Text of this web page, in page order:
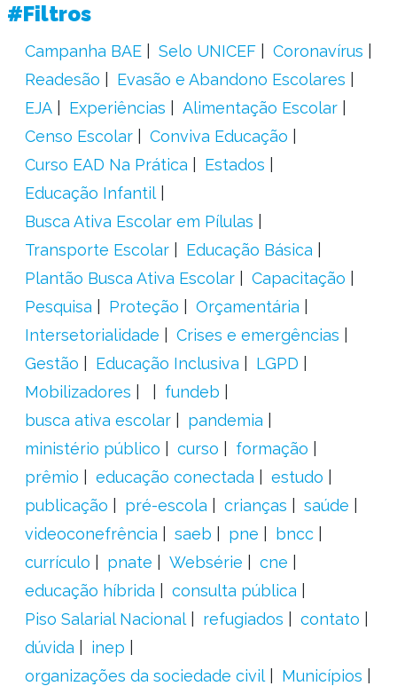
#Filtros
Campanha BAE Selo UNICEF
Coronavírus
Readesão
Evasão e Abandono Escolares
EJA
Experiências
Alimentação Escolar
Censo Escolar
Conviva Educação
Curso EAD Na Prática
Estados
Educação Infantil
Busca Ativa Escolar em Pílulas
Transporte Escolar
Educação Básica
Plantão Busca Ativa Escolar
Capacitação
Pesquisa
Proteção
Orçamentária
Intersetorialidade
Crises e emergências
Gestão
Educação Inclusiva
LGPD
Mobilizadores
fundeb
busca ativa escolar
pandemia
ministério público
curso
formação
prêmio
educação conectada
estudo
publicação
pré-escola crianças
saúde
videoconefrência
saeb pne
bncc
currículo
pnate Websérie
cne
educação híbrida
consulta pública
Piso Salarial Nacional
refugiados
contato
dúvida
inep
organizações da sociedade civil
Municípios